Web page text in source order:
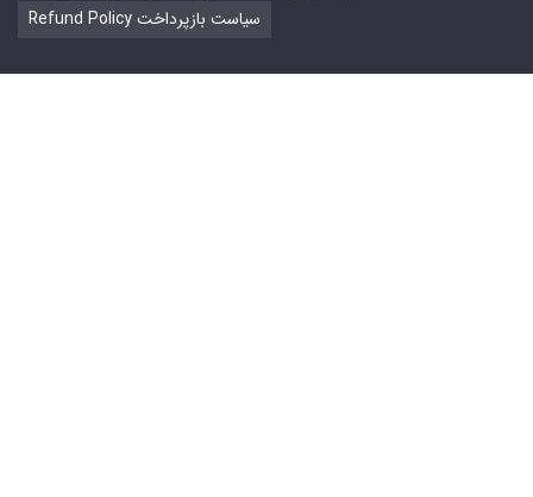
Refund Policy سیاست بازپرداخت